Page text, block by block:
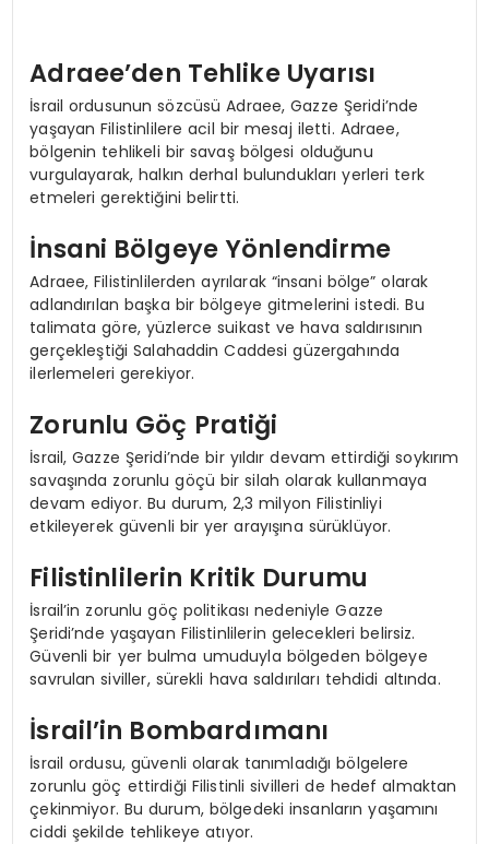
Adraee’den Tehlike Uyarısı
İsrail ordusunun sözcüsü Adraee, Gazze Şeridi’nde
yaşayan Filistinlilere acil bir mesaj iletti. Adraee,
bölgenin tehlikeli bir savaş bölgesi olduğunu
vurgulayarak, halkın derhal bulundukları yerleri terk
etmeleri gerektiğini belirtti.
İnsani Bölgeye Yönlendirme
Adraee, Filistinlilerden ayrılarak “insani bölge” olarak
adlandırılan başka bir bölgeye gitmelerini istedi. Bu
talimata göre, yüzlerce suikast ve hava saldırısının
gerçekleştiği Salahaddin Caddesi güzergahında
ilerlemeleri gerekiyor.
Zorunlu Göç Pratiği
İsrail, Gazze Şeridi’nde bir yıldır devam ettirdiği soykırım
savaşında zorunlu göçü bir silah olarak kullanmaya
devam ediyor. Bu durum, 2,3 milyon Filistinliyi
etkileyerek güvenli bir yer arayışına sürüklüyor.
Filistinlilerin Kritik Durumu
İsrail’in zorunlu göç politikası nedeniyle Gazze
Şeridi’nde yaşayan Filistinlilerin gelecekleri belirsiz.
Güvenli bir yer bulma umuduyla bölgeden bölgeye
savrulan siviller, sürekli hava saldırıları tehdidi altında.
İsrail’in Bombardımanı
İsrail ordusu, güvenli olarak tanımladığı bölgelere
zorunlu göç ettirdiği Filistinli sivilleri de hedef almaktan
çekinmiyor. Bu durum, bölgedeki insanların yaşamını
ciddi şekilde tehlikeye atıyor.